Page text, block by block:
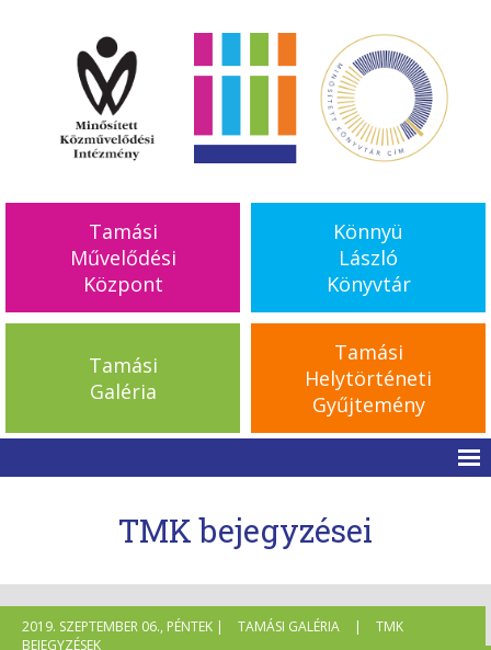
Tamási
Művelődési
Központ
Könnyü
László
Könyvtár
Tamási
Galéria
Tamási
Helytörténeti
Gyűjtemény
TMK bejegyzései
2019. SZEPTEMBER 06., PÉNTEK | TAMÁSI GALÉRIA |
TMK
BEJEGYZÉSEK